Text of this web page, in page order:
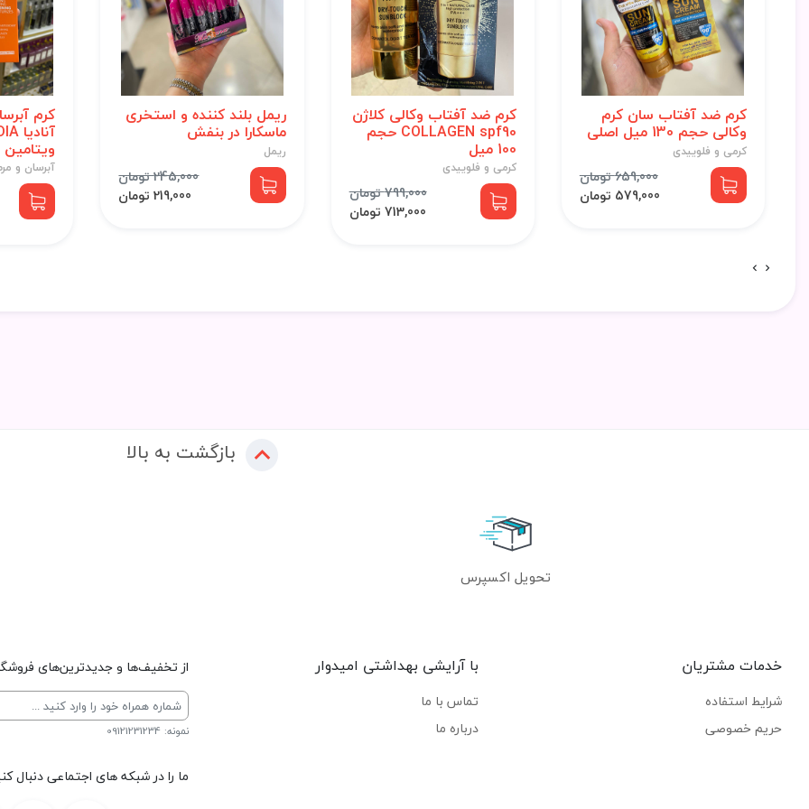
کرم ضد آفتاب سان کرم
وکالی حجم 130 میل اصلی
کرمی و فلوییدی
659,000 تومان
579,000 تومان
کرم ضد آفتاب وکالی کلاژن
COLLAGEN spf90 حجم
100 میل
کرمی و فلوییدی
799,000 تومان
713,000 تومان
ریمل بلند کننده و استخری
ماسکارا در بنفش
ریمل
245,000 تومان
219,000 تومان
کرم
ویتامین C حجم 150 میل
آبرسان و
بازگشت به بالا
تحویل اکسپرس
خدمات مشتریان
شرایط استفاده
حریم خصوصی
با آرایشی بهداشتی امیدوار
تماس با ما
درباره ما
از تخفیف‌ها و جدیدترین‌های
نمونه: 09121231234
ما را در شبکه های اجتماعی دنبال